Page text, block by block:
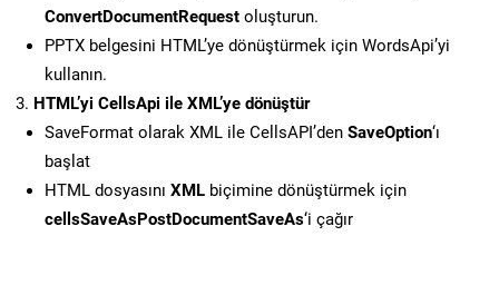
ConvertDocumentRequest oluşturun.
PPTX belgesini HTML’ye dönüştürmek için WordsApi’yi
kullanın.
HTML’yi CellsApi ile XML’ye dönüştür
SaveFormat olarak XML ile CellsAPI’den SaveOption‘ı
başlat
HTML dosyasını XML biçimine dönüştürmek için
cellsSaveAsPostDocumentSaveAs‘i çağır